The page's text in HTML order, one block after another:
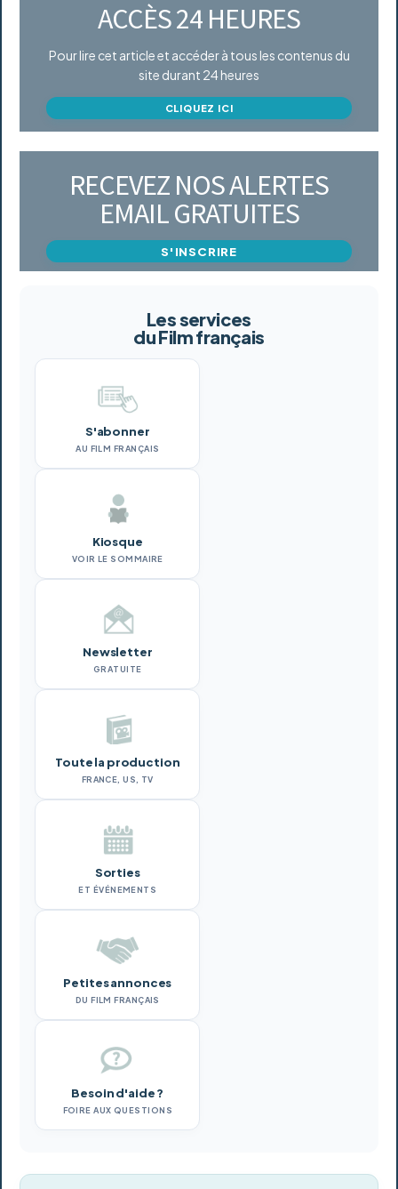
ACCÈS 24 HEURES
Pour lire cet article et accéder à tous les contenus du
site durant 24 heures
CLIQUEZ ICI
RECEVEZ NOS ALERTES
EMAIL GRATUITES
S'INSCRIRE
Les services
du Film français
S'abonner
AU FILM FRANÇAIS
Kiosque
VOIR LE SOMMAIRE
Newsletter
GRATUITE
Toute la production
FRANCE, US, TV
Sorties
ET ÉVÉNEMENTS
Petites annonces
DU FILM FRANÇAIS
Besoin d'aide ?
FOIRE AUX QUESTIONS